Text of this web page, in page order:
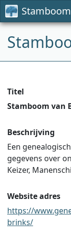
Titel
Stamboom van
Beschrijving
Een
gegevens over
Keizer,
Website adres
https://
brinks/